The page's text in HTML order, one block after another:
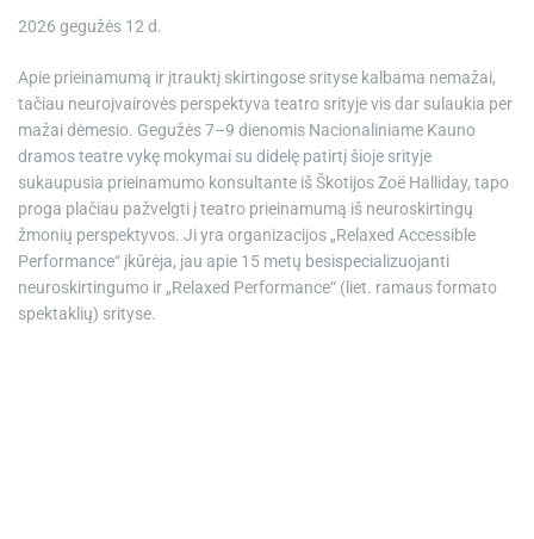
2026 gegužės 12 d.
Apie prieinamumą ir įtrauktį skirtingose srityse kalbama nemažai,
tačiau neuroįvairovės perspektyva teatro srityje vis dar sulaukia per
mažai dėmesio. Gegužės 7–9 dienomis Nacionaliniame Kauno
dramos teatre vykę mokymai su didelę patirtį šioje srityje
sukaupusia prieinamumo konsultante iš Škotijos Zoë Halliday, tapo
proga plačiau pažvelgti į teatro prieinamumą iš neuroskirtingų
žmonių perspektyvos. Ji yra organizacijos „Relaxed Accessible
Performance“ įkūrėja, jau apie 15 metų besispecializuojanti
neuroskirtingumo ir „Relaxed Performance“ (liet. ramaus formato
spektaklių) srityse.